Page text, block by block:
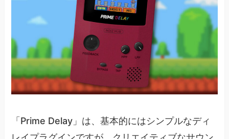
「Prime Delay」は、基本的にはシンプルなディ